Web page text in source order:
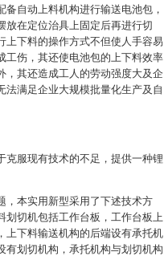
备自动上料机构进行输送电池包，
放在定位治具上固定后再进行切
上下料的操作方式不但使人手容易
工伤，其还使电池包的上下料效率
，其还造成工人的劳动强度大及企
法满足企业大规模批量化生产及自
克服现有技术的不足，提供一种锂
，本实用新型采用了下述技术方
划切机包括工作台板，工作台板上
上下料输送机构的后端设有承托机
有划切机构，承托机构与划切机构